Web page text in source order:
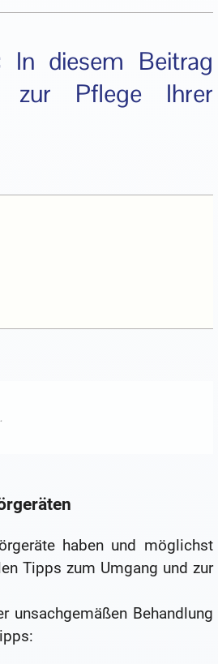
In diesem Beitrag
zur Pflege Ihrer
haben und möglichst
Tipps zum Umgang und zur
unsachgemäßen Behandlung